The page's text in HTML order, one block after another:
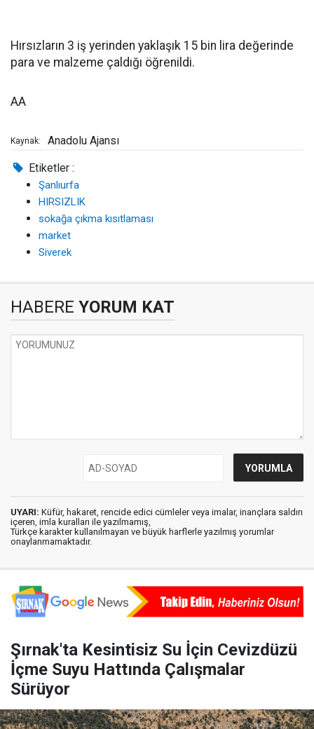
Hırsızların 3 iş yerinden yaklaşık 15 bin lira değerinde
para ve malzeme çaldığı öğrenildi.
AA
Kaynak: Anadolu Ajansı
Etiketler :
Şanlıurfa
HIRSIZLIK
sokağa çıkma kısıtlaması
market
Siverek
HABERE YORUM KAT
UYARI: Küfür, hakaret, rencide edici cümleler veya imalar, inançlara saldırı
içeren, imla kuralları ile yazılmamış,
Türkçe karakter kullanılmayan ve büyük harflerle yazılmış yorumlar
onaylanmamaktadır.
Şırnak'ta Kesintisiz Su İçin Cevizdüzü
İçme Suyu Hattında Çalışmalar
Sürüyor